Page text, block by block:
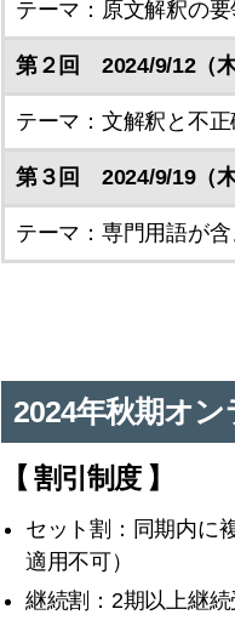
テーマ：原文解釈の要
第２回 2024/9/12（
テーマ：文解釈と不
第３回 2024/9/19（
テーマ：専門用語が
2024年秋期オ
【 割引制度 】
セット割：同期内に
適用不可）
継続割：2期以上継